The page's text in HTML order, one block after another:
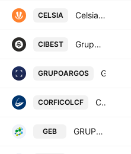
CELSIA Celsia SA ESP
CIBEST Grupo Cibest S.A.
GRUPOARGOS
CORFICOLCF Corporacion Financiera Colombiana SA
GEB GRUPO ENERGIA BOGOTA S.A. E.S.P